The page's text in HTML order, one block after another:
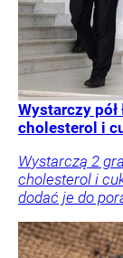
Wystarczy
cholesterol i
Wystarczą 2
cholesterol i
dodać je do